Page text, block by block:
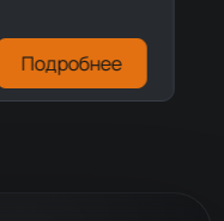
Подробнее